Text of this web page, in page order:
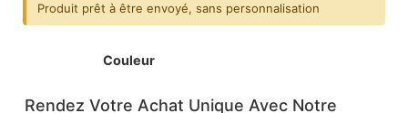
Produit prêt à être envoyé, sans personnalisation
Couleur
Rendez Votre Achat Unique Avec Notre